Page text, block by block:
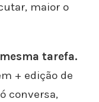
maior o
tarefa.
+ edição de
conversa,